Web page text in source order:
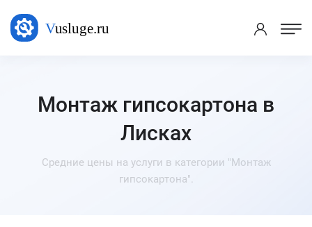
Монтаж гипсокартона в
Лисках
Средние цены на услуги в категории "Монтаж
гипсокартона".